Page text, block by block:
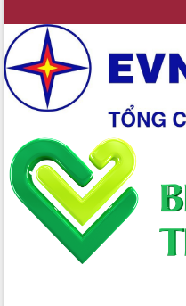
nghiệp Đắk Lắk tăng trưởng bứt phá
Triển khai đồng bộ đo đạc, lập hồ sơ
địa chính, hoàn thiện cơ sở dữ liệu đất
đai
Ứng dụng sinh trắc học - Bước tiến
trong hành trình chuyển đổi số tại Đắk
Lắk
Đắk Lắk nâng cao hiệu quả công tác
Đảng từ Sổ tay đảng viên điện tử
Đắk Lắk đẩy mạnh nuôi biển công
nghệ, hướng tới phát triển thủy sản
Tập huấn nâng cao năng lực triển khai